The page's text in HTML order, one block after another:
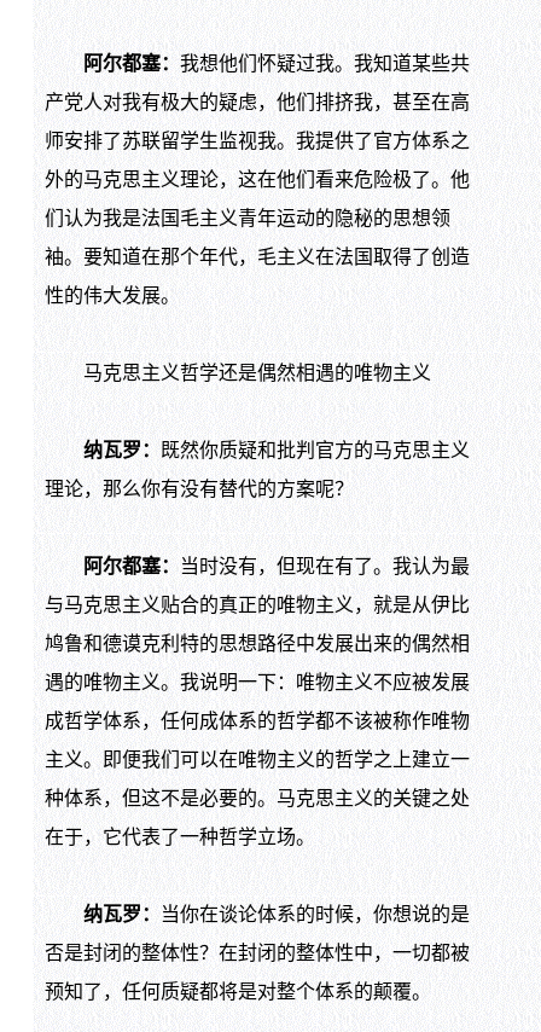
阿尔都塞： 我想他们怀疑过我。我知道某些共
产党人对我有极大的疑虑，他们排挤我，甚至在高
师安排了苏联留学生监视我。我提供了官方体系之
外的马克思主义理论，这在他们看来危险极了。他
们认为我是法国毛主义青年运动的隐秘的思想领
袖。要知道在那个年代，毛主义在法国取得了创造
性的伟大发展。
马克思主义哲学还是偶然相遇的唯物主义
纳瓦罗：
既然你质疑和批判官方的马克思主义
理论，那么你有没有替代的方案呢？
阿尔都塞：
当时没有，但现在有了。我认为最
与马克思主义贴合的真正的唯物主义，就是从伊比
鸠鲁和德谟克利特的思想路径中发展出来的偶然相
遇的唯物主义。我说明一下：唯物主义不应被发展
成哲学体系，任何成体系的哲学都不该被称作唯物
主义。即便我们可以在唯物主义的哲学之上建立一
种体系，但这不是必要的。马克思主义的关键之处
在于，它代表了一种哲学立场。
纳瓦罗：
当你在谈论体系的时候，你想说的是
否是封闭的整体性？在封闭的整体性中，一切都被
预知了，任何质疑都将是对整个体系的颠覆。